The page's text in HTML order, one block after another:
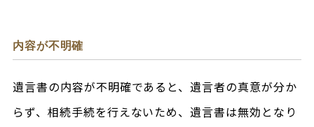
内容が不明確
遺言書の内容が不明確であると、遺言者の真意が分か
らず、相続手続を行えないため、遺言書は無効となり